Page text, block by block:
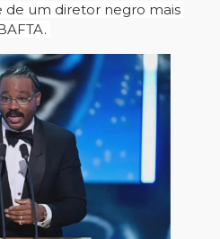
um diretor negro mais